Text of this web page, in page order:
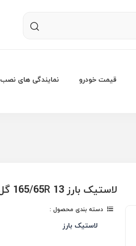
قیمت خودرو نمایندگی های نصب
لاستیک بارز 165/65R 13 گل PREMIUM DRIVE P648
دسته بندی محصول :
لاستیک بارز